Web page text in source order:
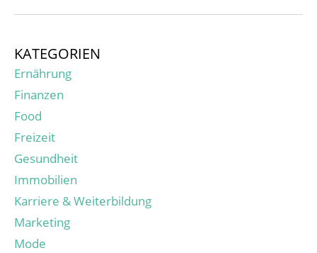
KATEGORIEN
Ernährung
Finanzen
Food
Freizeit
Gesundheit
Immobilien
Karriere & Weiterbildung
Marketing
Mode